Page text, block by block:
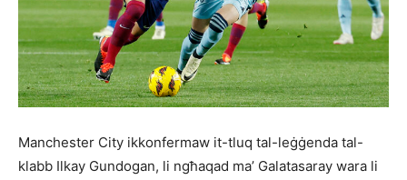
Manchester City ikkonfermaw it-tluq tal-leġġenda tal-
klabb Ilkay Gundogan, li ngħaqad ma’ Galatasaray wara li